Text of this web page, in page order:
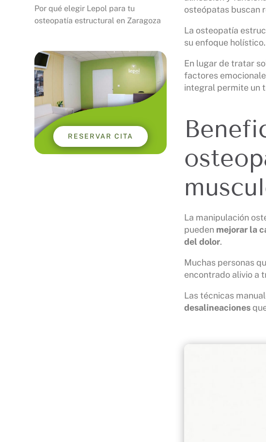
Por qué elegir Lepol para tu
osteopatía estructural en Zaragoza
RESERVAR CITA
osteópatas buscan
La osteopatía
su enfoque holístico.
En lugar de tratar
factores
integral permite un
La manipulación
pueden mejorar la
del dolor.
Muchas personas
encontrado alivio a
Las técnicas
desalineaciones